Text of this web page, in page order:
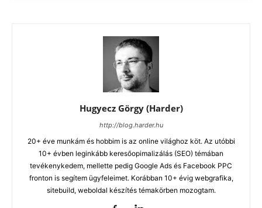
Hugyecz Görgy (Harder)
http://blog.harder.hu
20+ éve munkám és hobbim is az online világhoz köt. Az utóbbi
10+ évben leginkább keresőopimalizálás (SEO) témában
tevékenykedem, mellette pedig Google Ads és Facebook PPC
fronton is segítem ügyfeleimet. Korábban 10+ évig webgrafika,
sitebuild, weboldal készítés témakörben mozogtam.